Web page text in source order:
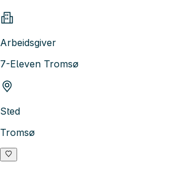
Arbeidsgiver
7-Eleven Tromsø
Sted
Tromsø